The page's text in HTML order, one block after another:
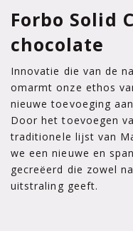
Forbo Solid
chocolate
Innovatie die van de
omarmt onze ethos
nieuwe toevoeging
Door het toevoegen
traditionele lijst van
we een nieuwe en
gecreëerd die zowel
uitstraling geeft.